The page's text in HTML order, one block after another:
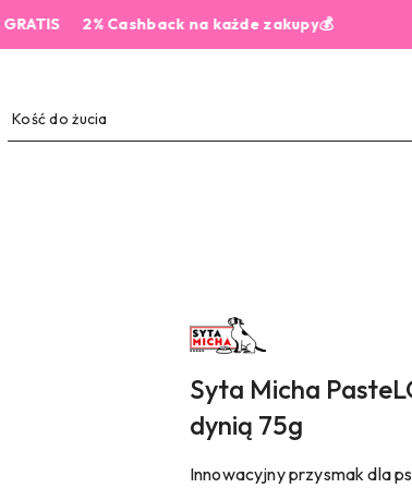
2% Cashback na każde zakupy💰
NAZWA
PRODUCENTA:
SYTA
Syta Micha
dynią 75g
Innowacyjny przysmak dla